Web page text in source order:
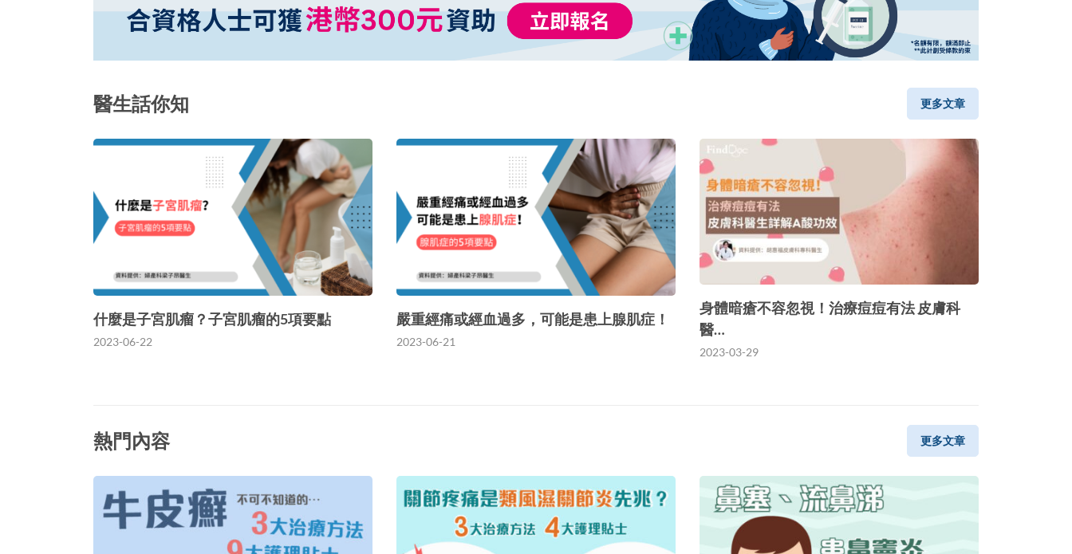
醫生話你知 更多文章
什麼是子宮肌瘤？子宮肌瘤的5項要點
2023-06-22
嚴重經痛或經血過多，可能是患上腺肌症！
2023-06-21
身體暗瘡不容忽視！治療痘痘有法 皮膚科
醫…
2023-03-29
熱門內容 更多文章